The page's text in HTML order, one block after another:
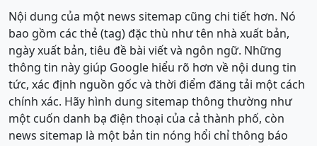
Nội dung của một news sitemap cũng chi tiết hơn. Nó
bao gồm các thẻ (tag) đặc thù như tên nhà xuất bản,
ngày xuất bản, tiêu đề bài viết và ngôn ngữ. Những
thông tin này giúp Google hiểu rõ hơn về nội dung tin
tức, xác định nguồn gốc và thời điểm đăng tải một cách
chính xác. Hãy hình dung sitemap thông thường như
một cuốn danh bạ điện thoại của cả thành phố, còn
news sitemap là một bản tin nóng hổi chỉ thông báo